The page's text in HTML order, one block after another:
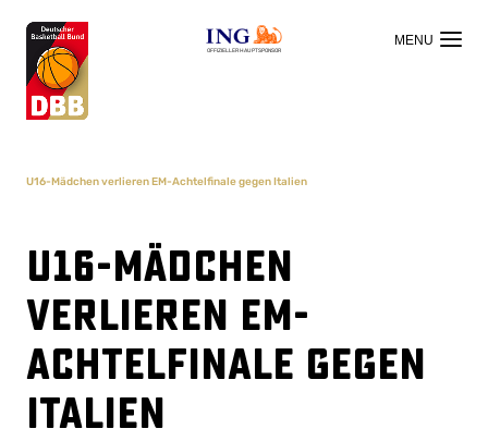
OFFIZIELLER HAUPTSPONSOR
U16-Mädchen verlieren EM-Achtelfinale gegen Italien
U16-Mädchen
verlieren EM-
Achtelfinale gegen
Italien